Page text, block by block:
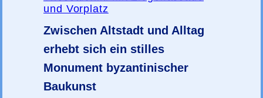
Zwischen Altstadt und Alltag
erhebt sich ein stilles
Monument byzantinischer
Baukunst